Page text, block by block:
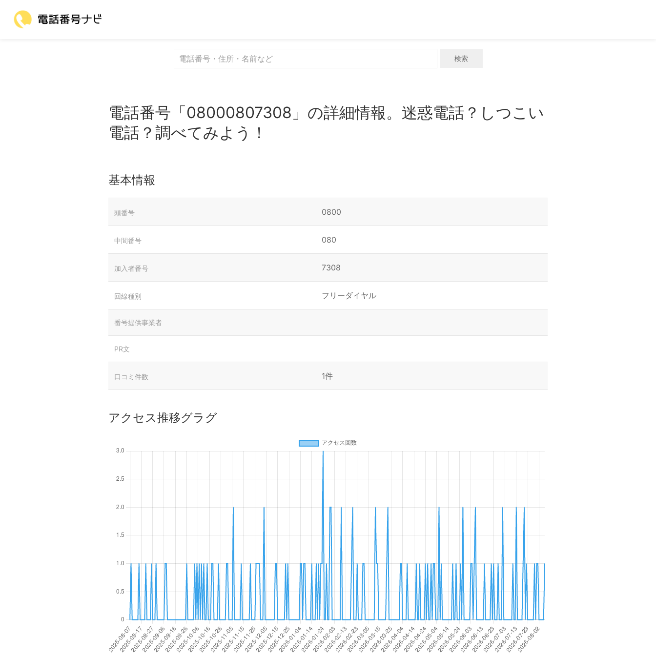
検索
電話番号「08000807308」の詳細情報。迷惑電話？しつこい
電話？調べてみよう！
基本情報
頭番号 0800
中間番号 080
加入者番号 7308
回線種別 フリーダイヤル
番号提供事業者
PR文
口コミ件数 1件
アクセス推移グラグ